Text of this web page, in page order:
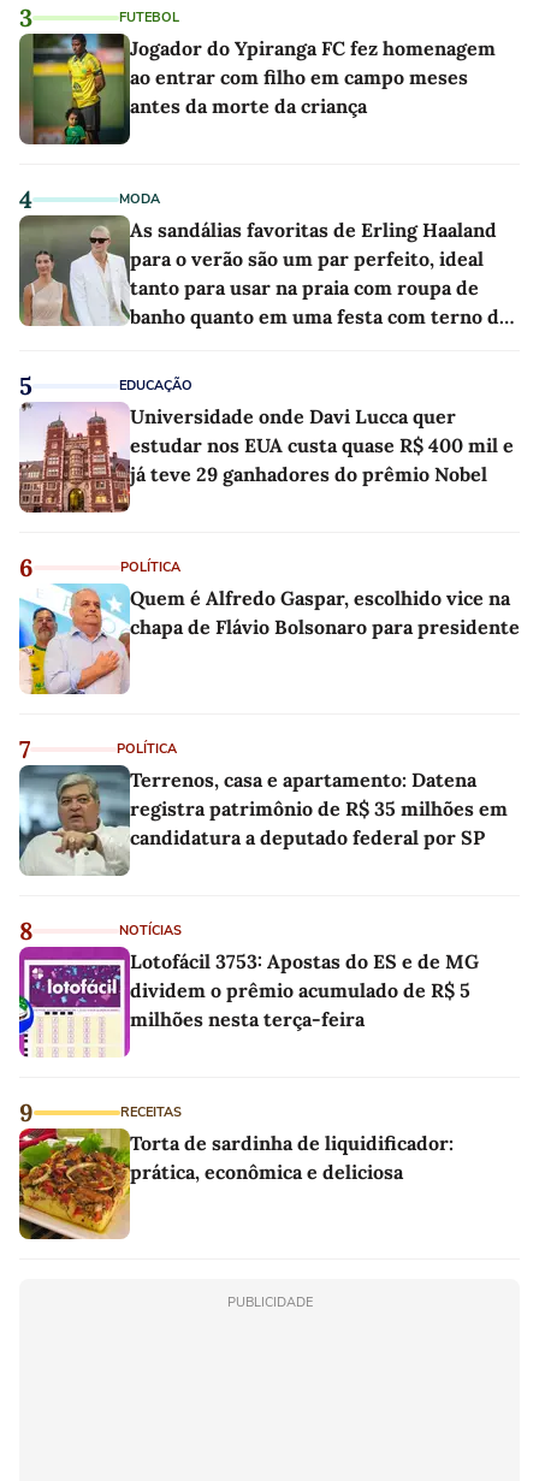
3 FUTEBOL
Jogador do Ypiranga FC fez homenagem
ao entrar com filho em campo meses
antes da morte da criança
4 MODA
As sandálias favoritas de Erling Haaland
para o verão são um par perfeito, ideal
tanto para usar na praia com roupa de
banho quanto em uma festa com terno de
5 EDUCAÇÃO
Universidade onde Davi Lucca quer
estudar nos EUA custa quase R$ 400 mil e
já teve 29 ganhadores do prêmio Nobel
6 POLÍTICA
Quem é Alfredo Gaspar, escolhido vice na
chapa de Flávio Bolsonaro para presidente
7 POLÍTICA
Terrenos, casa e apartamento: Datena
registra patrimônio de R$ 35 milhões em
candidatura a deputado federal por SP
8 NOTÍCIAS
Lotofácil 3753: Apostas do ES e de MG
dividem o prêmio acumulado de R$ 5
milhões nesta terça-feira
9 RECEITAS
Torta de sardinha de liquidificador:
prática, econômica e deliciosa
PUBLICIDADE